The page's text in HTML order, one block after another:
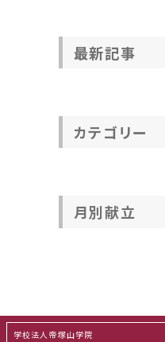
最新記事
カテゴリー
月別献立
学校法人帝塚山学院